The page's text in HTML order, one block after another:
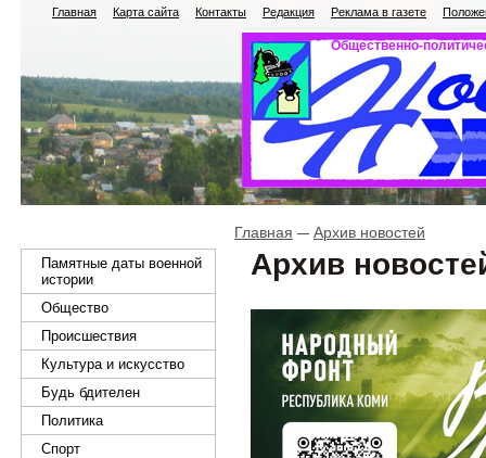
Главная Карта сайта Контакты Редакция Реклама в газете
Общественно-
Памятные даты военной
истории
Общество
Происшествия
Культура и искусство
Будь бдителен
Политика
Спорт
Главная Архив новостей
Архив